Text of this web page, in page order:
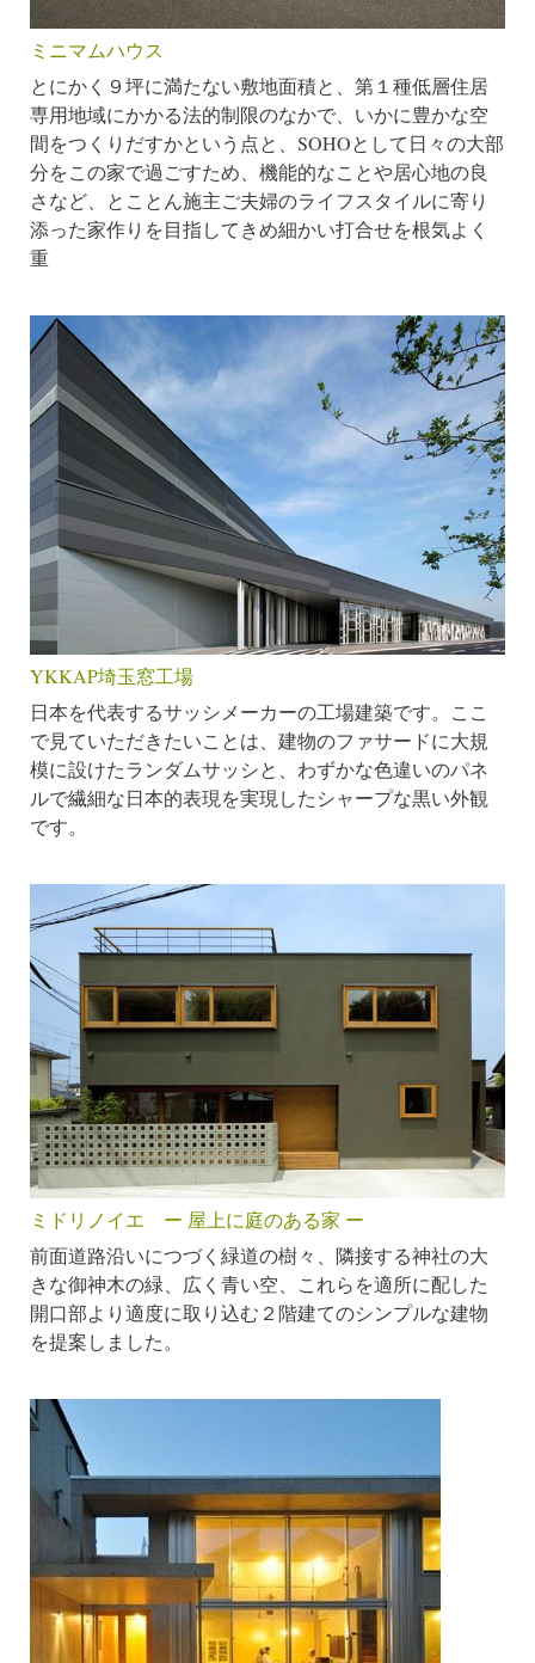
ミニマムハウス
とにかく９坪に満たない敷地面積と、第１種低層住居
専用地域にかかる法的制限のなかで、いかに豊かな空
間をつくりだすかという点と、SOHOとして日々の大部
分をこの家で過ごすため、機能的なことや居心地の良
さなど、とことん施主ご夫婦のライフスタイルに寄り
添った家作りを目指してきめ細かい打合せを根気よく
重
YKKAP埼玉窓工場
日本を代表するサッシメーカーの工場建築です。ここ
で見ていただきたいことは、建物のファサードに大規
模に設けたランダムサッシと、わずかな色違いのパネ
ルで繊細な日本的表現を実現したシャープな黒い外観
です。
ミドリノイエ ー 屋上に庭のある家 ー
前面道路沿いにつづく緑道の樹々、隣接する神社の大
きな御神木の緑、広く青い空、これらを適所に配した
開口部より適度に取り込む２階建てのシンプルな建物
を提案しました。